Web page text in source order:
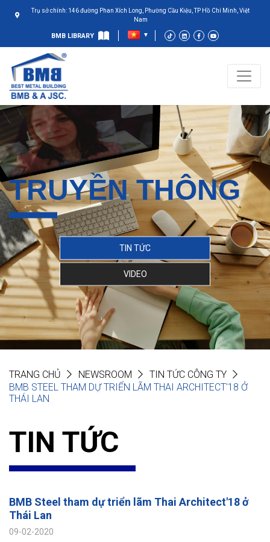
Trụ sở chính: 146 đường Phan Xích Long, Phường Cầu Kiệu, TP Hồ Chí Minh, Việt
Nam
BMB LIBRARY
TRUYỀN THÔNG
TIN TỨC
VIDEO
TRANG CHỦ NEWSROOM
TIN TỨC CÔNG TY
BMB STEEL THAM DỰ TRIỂN LÃM THAI ARCHITECT'18 Ở
THÁI LAN
TIN TỨC
BMB Steel tham dự triển lãm Thai Architect'18 ở
Thái Lan
09-02-2020